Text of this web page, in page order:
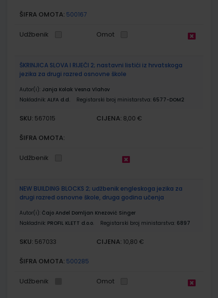
ŠIFRA OMOTA: 500167
Udžbenik Omot
ŠKRINJICA SLOVA I RIJEČI 2; nastavni listići iz hrvatskoga
jezika za drugi razred osnovne škole
Autor(i): Janja Kolak Vesna Vlahov
Nakladnik: ALFA d.d. Registarski broj ministarstva: 6577-DOM2
SKU: 567015 CIJENA: 8,00 €
ŠIFRA OMOTA:
Udžbenik
NEW BUILDING BLOCKS 2; udžbenik engleskoga jezika za
drugi razred osnovne škole, druga godina učenja
Autor(i): Čajo Anđel Domljan Knezović Singer
Nakladnik: PROFIL KLETT d.o.o. Registarski broj ministarstva: 6897
SKU: 567033 CIJENA: 10,80 €
ŠIFRA OMOTA: 500285
Udžbenik Omot